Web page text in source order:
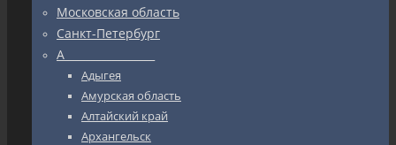
Московская область
Санкт-Петербург
А_________________
Адыгея
Амурская область
Алтайский край
Архангельск